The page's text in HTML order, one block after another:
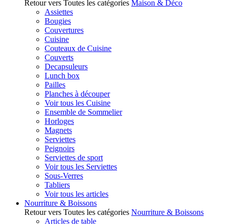
Retour vers Toutes les catégories Maison & Déco
Assiettes
Bougies
Couvertures
Cuisine
Couteaux de Cuisine
Couverts
Decapsuleurs
Lunch box
Pailles
Planches à découper
Voir tous les Cuisine
Ensemble de Sommelier
Horloges
Magnets
Serviettes
Peignoirs
Serviettes de sport
Voir tous les Serviettes
Sous-Verres
Tabliers
Voir tous les articles
Nourriture & Boissons
Retour vers Toutes les catégories Nourriture & Boissons
Articles de table